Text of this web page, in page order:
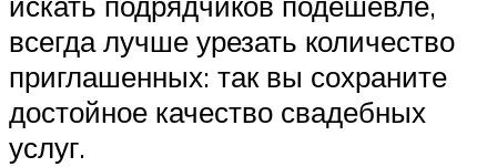
всегда лучше урезать количество
приглашенных: так вы сохраните
достойное качество свадебных
услуг.